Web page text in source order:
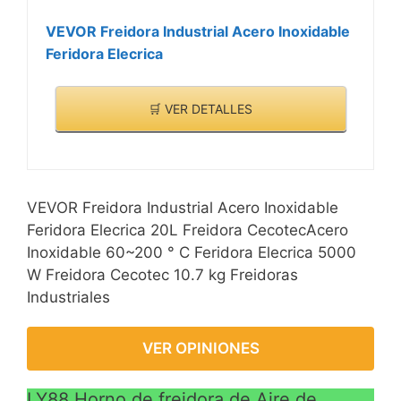
Cubiertas unidas con
manija para
protección rápidos.
?CALIDAD AVANZADA?-
cestas de freír, tapas,
barras calefactoras y
deflectores, alta calidad
sin óxido ni deformación.
Fácil limpieza después
VEVOR Freidora Industrial Acero Inoxidable
Feridora Elecrica
🛒 VER DETALLES
VEVOR Freidora Industrial Acero Inoxidable
Feridora Elecrica 20L Freidora CecotecAcero
Inoxidable 60~200 ° C Feridora Elecrica 5000
W Freidora Cecotec 10.7 kg Freidoras
Industriales
VER OPINIONES